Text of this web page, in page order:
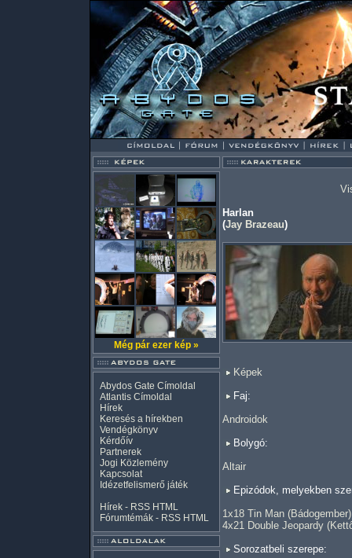
Még pár ezer kép »
Abydos Gate Címoldal
Atlantis Címoldal
Hírek
Keresés a hírekben
Vendégkönyv
Kérdőív
Partnerek
Jogi Közlemény
Kapcsolat
Idézetfelismerő játék
Hírek - RSS HTML
Fórumtémák - RSS HTML
Harlan
(Jay Brazeau)
Képek
Faj:
Androidok
Bolygó:
Altair
Epizódok, melyekben
1x18 Tin Man (Bádogember)
4x21 Double Jeopardy
Sorozatbeli szerepe: